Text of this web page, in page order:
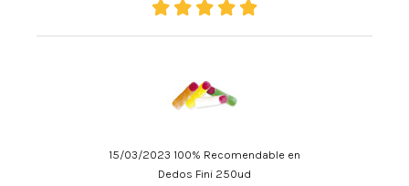
15/03/2023 100% Recomendable en
Dedos Fini 250ud